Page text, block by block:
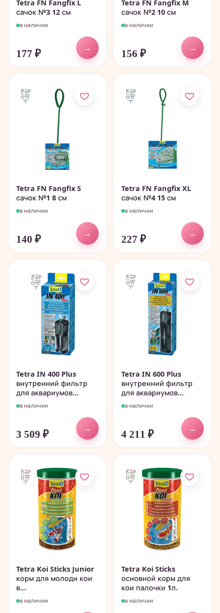
Tetra FN Fangfix L
сачок №3 12 см
в наличии
177 ₽
→
Tetra FN Fangfix M
сачок №2 10 см
в наличии
156 ₽
→
Tetra FN Fangfix S
сачок №1 8 см
в наличии
140 ₽
→
Tetra FN Fangfix XL
сачок №4 15 см
в наличии
227 ₽
→
Tetra IN 400 Plus
внутренний фильтр
для аквариумов...
в наличии
3 509 ₽
→
Tetra IN 600 Plus
внутренний фильтр
для аквариумов...
в наличии
4 211 ₽
→
Tetra Koi Sticks Junior
корм для молоди кои
в...
в наличии
Tetra Koi Sticks
основной корм для
кои палочки 1л.
в наличии